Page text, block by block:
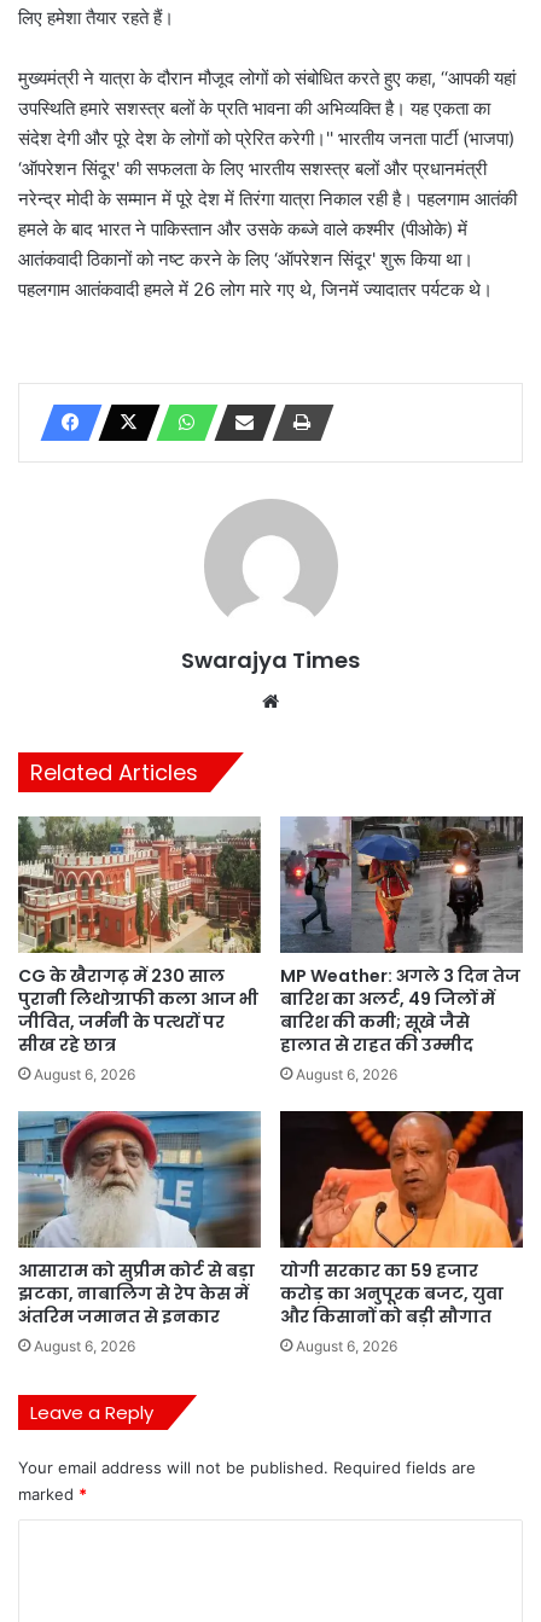
लिए हमेशा तैयार रहते हैं।
मुख्यमंत्री ने यात्रा के दौरान मौजूद लोगों को संबोधित करते हुए कहा, ‘‘आपकी यहां
उपस्थिति हमारे सशस्त्र बलों के प्रति भावना की अभिव्यक्ति है। यह एकता का
संदेश देगी और पूरे देश के लोगों को प्रेरित करेगी।'' भारतीय जनता पार्टी (भाजपा)
‘ऑपरेशन सिंदूर' की सफलता के लिए भारतीय सशस्त्र बलों और प्रधानमंत्री
नरेन्द्र मोदी के सम्मान में पूरे देश में तिरंगा यात्रा निकाल रही है। पहलगाम आतंकी
हमले के बाद भारत ने पाकिस्तान और उसके कब्जे वाले कश्मीर (पीओके) में
आतंकवादी ठिकानों को नष्ट करने के लिए ‘ऑपरेशन सिंदूर' शुरू किया था।
पहलगाम आतंकवादी हमले में 26 लोग मारे गए थे, जिनमें ज्यादातर पर्यटक थे।
Swarajya Times
Related Articles
CG के खैरागढ़ में 230 साल
पुरानी लिथोग्राफी कला आज भी
जीवित, जर्मनी के पत्थरों पर
सीख रहे छात्र
August 6, 2026
MP Weather: अगले 3 दिन तेज
बारिश का अलर्ट, 49 जिलों में
बारिश की कमी; सूखे जैसे
हालात से राहत की उम्मीद
August 6, 2026
आसाराम को सुप्रीम कोर्ट से बड़ा
झटका, नाबालिग से रेप केस में
अंतरिम जमानत से इनकार
August 6, 2026
योगी सरकार का 59 हजार
करोड़ का अनुपूरक बजट, युवा
और किसानों को बड़ी सौगात
August 6, 2026
Leave a Reply
Your email address will not be published. Required fields are
marked *